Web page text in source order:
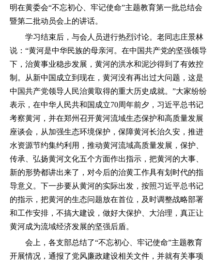
明在黄委会“不忘初心、牢记使命”主题教育第一批总结会
暨第二批动员会上的讲话。
学习结束后，与会人员进行热烈讨论。老同志庄景林
说：“黄河是中华民族的母亲河。在中国共产党的坚强领导
下，治黄事业稳步发展，黄河的洪水和泥沙得到了有效控
制。从新中国成立到现在，黄河没有再出过大问题，这是
中国共产党领导人民治黄取得的重大历史成就。”大家纷纷
表示，在中华人民共和国成立70周年前夕，习近平总书记
考察黄河，并在郑州召开黄河流域生态保护和高质量发展
座谈会，从加强生态环境保护，保障黄河长治久安，推进
水资源节约集约利用，推动黄河流域高质量发展，保护、
传承、弘扬黄河文化五个方面作出指示，把黄河的大事、
新的形势都讲出来了，对今后的治黄工作具有划时代的指
导意义。下一步要从黄河的实际出发，按照习近平总书记
的指示，把黄河的生态问题放在首位，及时调整战略部署
和工作安排，不搞大建设，做好大保护、大治理，真正让
黄河成为流域经济发展的坚强后盾。
会上，各支部总结了“不忘初心、牢记使命”主题教育
开展情况，通报了党风廉政建设相关文件，并就有关事项